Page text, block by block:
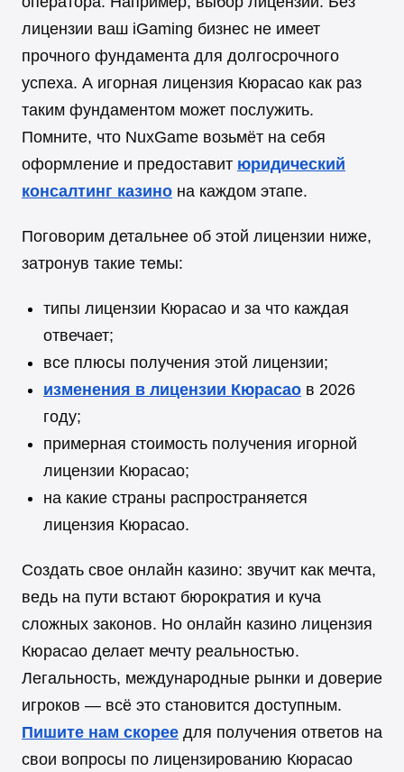
лицензии ваш iGaming бизнес не имеет
прочного фундамента для долгосрочного
успеха. А игорная лицензия Кюрасао как раз
таким фундаментом может послужить.
Помните, что NuxGame возьмёт на себя
оформление и предоставит юридический
консалтинг казино на каждом этапе.
Поговорим детальнее об этой лицензии ниже,
затронув такие темы:
типы лицензии Кюрасао и за что каждая
отвечает;
все плюсы получения этой лицензии;
изменения в лицензии Кюрасао в 2026
году;
примерная стоимость получения игорной
лицензии Кюрасао;
на какие страны распространяется
лицензия Кюрасао.
Создать свое онлайн казино: звучит как мечта,
ведь на пути встают бюрократия и куча
сложных законов. Но онлайн казино лицензия
Кюрасао делает мечту реальностью.
Легальность, международные рынки и доверие
игроков — всё это становится доступным.
Пишите нам скорее для получения ответов на
свои вопросы по лицензированию Кюрасао